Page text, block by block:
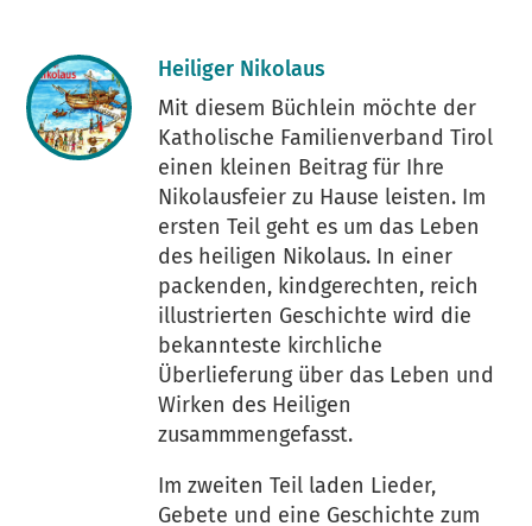
Heiliger Nikolaus
Mit diesem Büchlein möchte der
Katholische Familienverband Tirol
einen kleinen Beitrag für Ihre
Nikolausfeier zu Hause leisten. Im
ersten Teil geht es um das Leben
des heiligen Nikolaus. In einer
packenden, kindgerechten, reich
illustrierten Geschichte wird die
bekannteste kirchliche
Überlieferung über das Leben und
Wirken des Heiligen
zusammmengefasst.
Im zweiten Teil laden Lieder,
Gebete und eine Geschichte zum